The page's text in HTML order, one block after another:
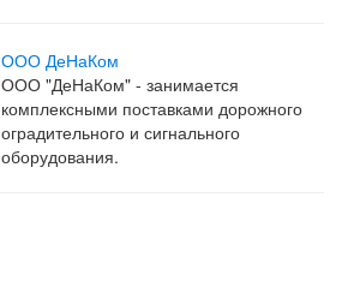
ООО ДеНаКом
ООО "ДеНаКом" - занимается
комплексными поставками дорожного
оградительного и сигнального
оборудования.